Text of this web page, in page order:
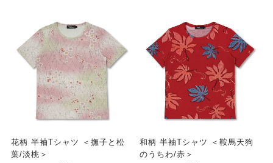
花柄 半袖Tシャツ ＜撫子と松
葉/淡桃＞
和柄 半袖Tシャツ ＜鞍馬天狗
のうちわ/赤＞